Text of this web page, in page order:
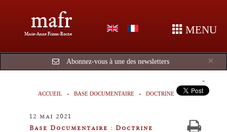
mafr
Marie-Anne Frison-Roche MENU
×
Abonnez-vous à une des newsletters
ACCUEIL BASE DOCUMENTAIRE DOCTRINE
12 mai 2021
Base Documentaire : Doctrine